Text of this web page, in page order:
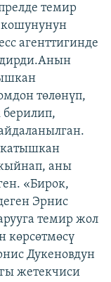
темир
агенттигинде
төлөнүп,
берилип,
катышкан
аны
«Бирок,
Эрнис
темир жол
Дукеновдун
жетекчиси